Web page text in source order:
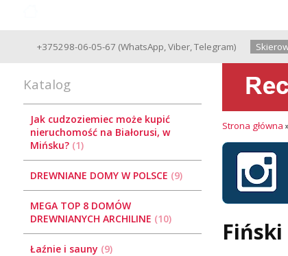
+375298-06-05-67 (WhatsApp,Viber,Telegram)
Katalog
Jak cudzoziemiec może kupić
nieruchomość na Białorusi, w
Mińsku? 1
DREWNIANE DOMY W POLSCE 9
MEGA TOP 8 DOMÓW
DREWNIANYCH ARCHILINE 10
Łaźnie i sauny 9
Strona główna